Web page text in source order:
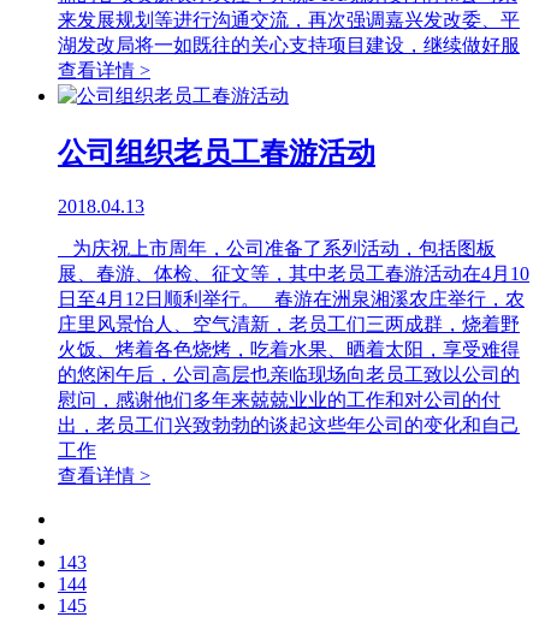
来发展规划等进行沟通交流，再次强调嘉兴发改委、平
湖发改局将一如既往的关心支持项目建设，继续做好服
查看详情 >
公司组织老员工春游活动
2018.04.13
为庆祝上市周年，公司准备了系列活动，包括图板
展、春游、体检、征文等，其中老员工春游活动在4月10
日至4月12日顺利举行。 春游在洲泉湘溪农庄举行，农
庄里风景怡人、空气清新，老员工们三两成群，烧着野
火饭、烤着各色烧烤，吃着水果、晒着太阳，享受难得
的悠闲午后，公司高层也亲临现场向老员工致以公司的
慰问，感谢他们多年来兢兢业业的工作和对公司的付
出，老员工们兴致勃勃的谈起这些年公司的变化和自己
工作
查看详情 >
143
144
145